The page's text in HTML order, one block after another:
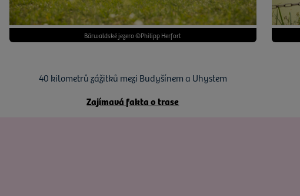
Bärwaldské jezero ©Philipp Herfort
40 kilometrů zážitků mezi Budyšínem a Uhystem
Zajímavá fakta o trase